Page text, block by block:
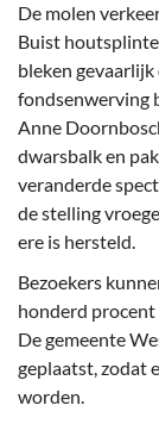
De molen
Buist
bleken gevaarlijk
fondsenwerving
Anne
dwarsbalk en
veranderde
de stelling
ere is hersteld.
Bezoekers
honderd
De gemeente
geplaatst, zodat
worden.